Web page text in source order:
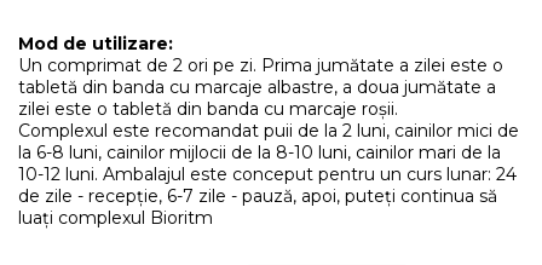
Mod de utilizare:
Un comprimat de 2 ori pe zi. Prima jumătate a zilei este o
tabletă din banda cu marcaje albastre, a doua jumătate a
zilei este o tabletă din banda cu marcaje roșii.
Complexul este recomandat puii de la 2 luni, cainilor mici de
la 6-8 luni, cainilor mijlocii de la 8-10 luni, cainilor mari de la
10-12 luni. Ambalajul este conceput pentru un curs lunar: 24
de zile - recepție, 6-7 zile - pauză, apoi, puteți continua să
luați complexul Bioritm